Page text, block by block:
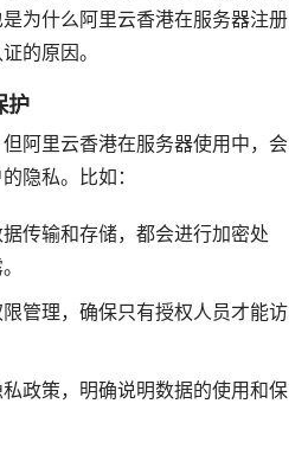
为什么阿里云香港在服务器注册
的原因。
护
阿里云香港在服务器使用中，会
隐私。比如：
传输和存储，都会进行加密处
限管理，确保只有授权人员才能访
政策，明确说明数据的使用和保